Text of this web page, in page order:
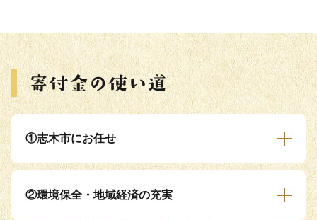
①志木市にお任せ
②環境保全・地域経済の充実